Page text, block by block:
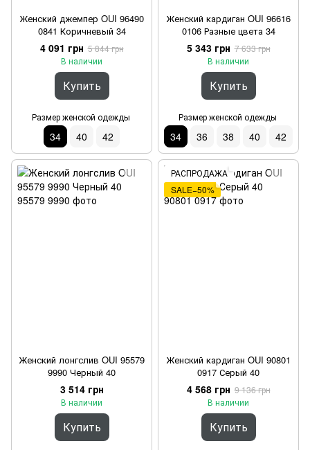
Женский джемпер OUI 96490
0841 Коричневый 34
4 091 грн 5 844 грн
В наличии
Купить
Размер женской одежды
34 40 42
Женский кардиган OUI 96616
0106 Разные цвета 34
5 343 грн 7 633 грн
В наличии
Купить
Размер женской одежды
34 36 38 40 42
Женский лонгслив OUI 95579
9990 Черный 40
3 514 грн
В наличии
Купить
РАСПРОДАЖА
SALE−50%
Женский кардиган OUI 90801
0917 Серый 40
4 568 грн 9 136 грн
В наличии
Купить